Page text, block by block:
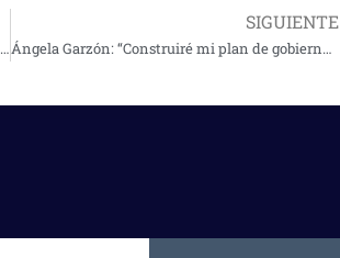
“No existe el proyecto Metro elevado” Hollman Morris
SIGUIENTE
Ángela Garzón: “Construiré mi plan de gobierno escuchando a la ciudadanía”